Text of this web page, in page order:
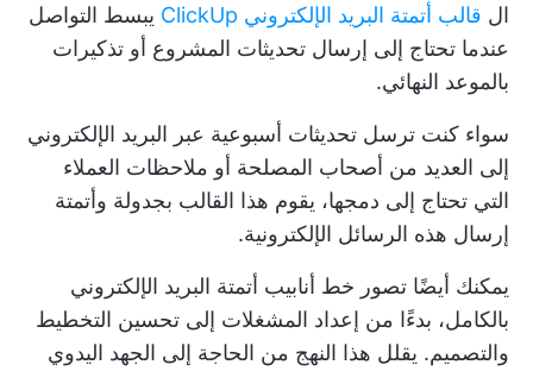
ال قالب أتمتة البريد الإلكتروني ClickUp
يبسط التواصل
عندما تحتاج إلى إرسال تحديثات المشروع أو تذكيرات
بالموعد النهائي.
سواء كنت ترسل تحديثات أسبوعية عبر البريد الإلكتروني
إلى العديد من أصحاب المصلحة أو ملاحظات العملاء
التي تحتاج إلى دمجها، يقوم هذا القالب بجدولة وأتمتة
إرسال هذه الرسائل الإلكترونية.
يمكنك أيضًا تصور خط أنابيب أتمتة البريد الإلكتروني
بالكامل، بدءًا من إعداد المشغلات إلى تحسين التخطيط
والتصميم. يقلل هذا النهج من الحاجة إلى الجهد اليدوي